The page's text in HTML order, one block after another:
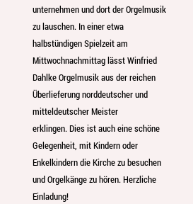
unternehmen und dort der Orgelmusik
zu lauschen. In einer etwa
halbstündigen Spielzeit am
Mittwochnachmittag lässt Winfried
Dahlke Orgelmusik aus der reichen
Überlieferung norddeutscher und
mitteldeutscher Meister
erklingen. Dies ist auch eine schöne
Gelegenheit, mit Kindern oder
Enkelkindern die Kirche zu besuchen
und Orgelkänge zu hören. Herzliche
Einladung!